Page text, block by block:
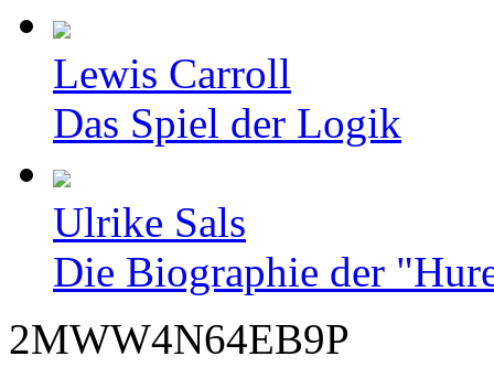
Lewis Carroll
Das Spiel der Logik
Ulrike Sals
Die Biographie der
2MWW4N64EB9P